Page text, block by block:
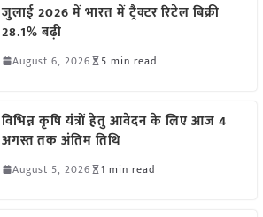
जुलाई 2026 में भारत में ट्रैक्टर रिटेल बिक्री
28.1% बढ़ी
August 6, 2026 5 min read
विभिन्न कृषि यंत्रों हेतु आवेदन के लिए आज 4
अगस्त तक अंतिम तिथि
August 5, 2026 1 min read